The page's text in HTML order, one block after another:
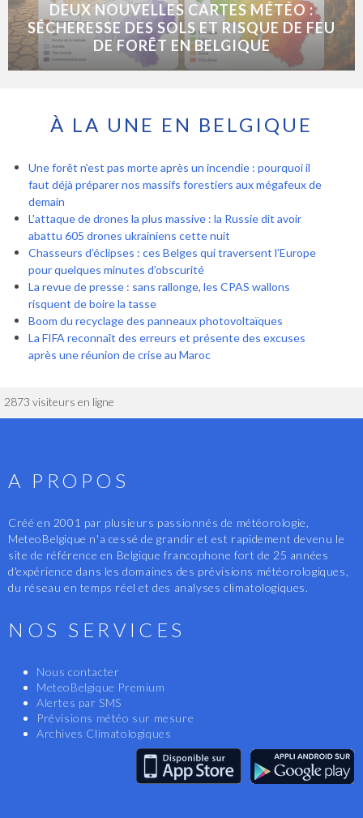
DEUX NOUVELLES CARTES MÉTÉO :
SÉCHERESSE DES SOLS ET RISQUE DE FEU
DE FORÊT EN BELGIQUE
À LA UNE EN BELGIQUE
Une forêt n’est pas morte après un incendie : pourquoi il
faut déjà préparer nos massifs forestiers aux mégafeux de
demain
L'attaque de drones la plus massive : la Russie dit avoir
abattu 605 drones ukrainiens cette nuit
Chasseurs d’éclipses : ces Belges qui traversent l’Europe
pour quelques minutes d’obscurité
La revue de presse : sans rallonge, les CPAS wallons
risquent de boire la tasse
Boom du recyclage des panneaux photovoltaïques
La FIFA reconnaît des erreurs et présente des excuses
après une réunion de crise au Maroc
2873 visiteurs en ligne
A PROPOS
Créé en 2001 par plusieurs passionnés de météorologie,
MeteoBelgique n'a cessé de grandir et est rapidement devenu le
site de référence en Belgique francophone fort de 25 années
d'expérience dans les domaines des prévisions météorologiques,
du réseau en temps réel et des analyses climatologiques.
NOS SERVICES
Nous contacter
MeteoBelgique Premium
Alertes par SMS
Prévisions météo sur mesure
Archives Climatologiques